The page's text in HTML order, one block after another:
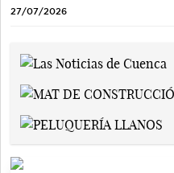
27/07/2026